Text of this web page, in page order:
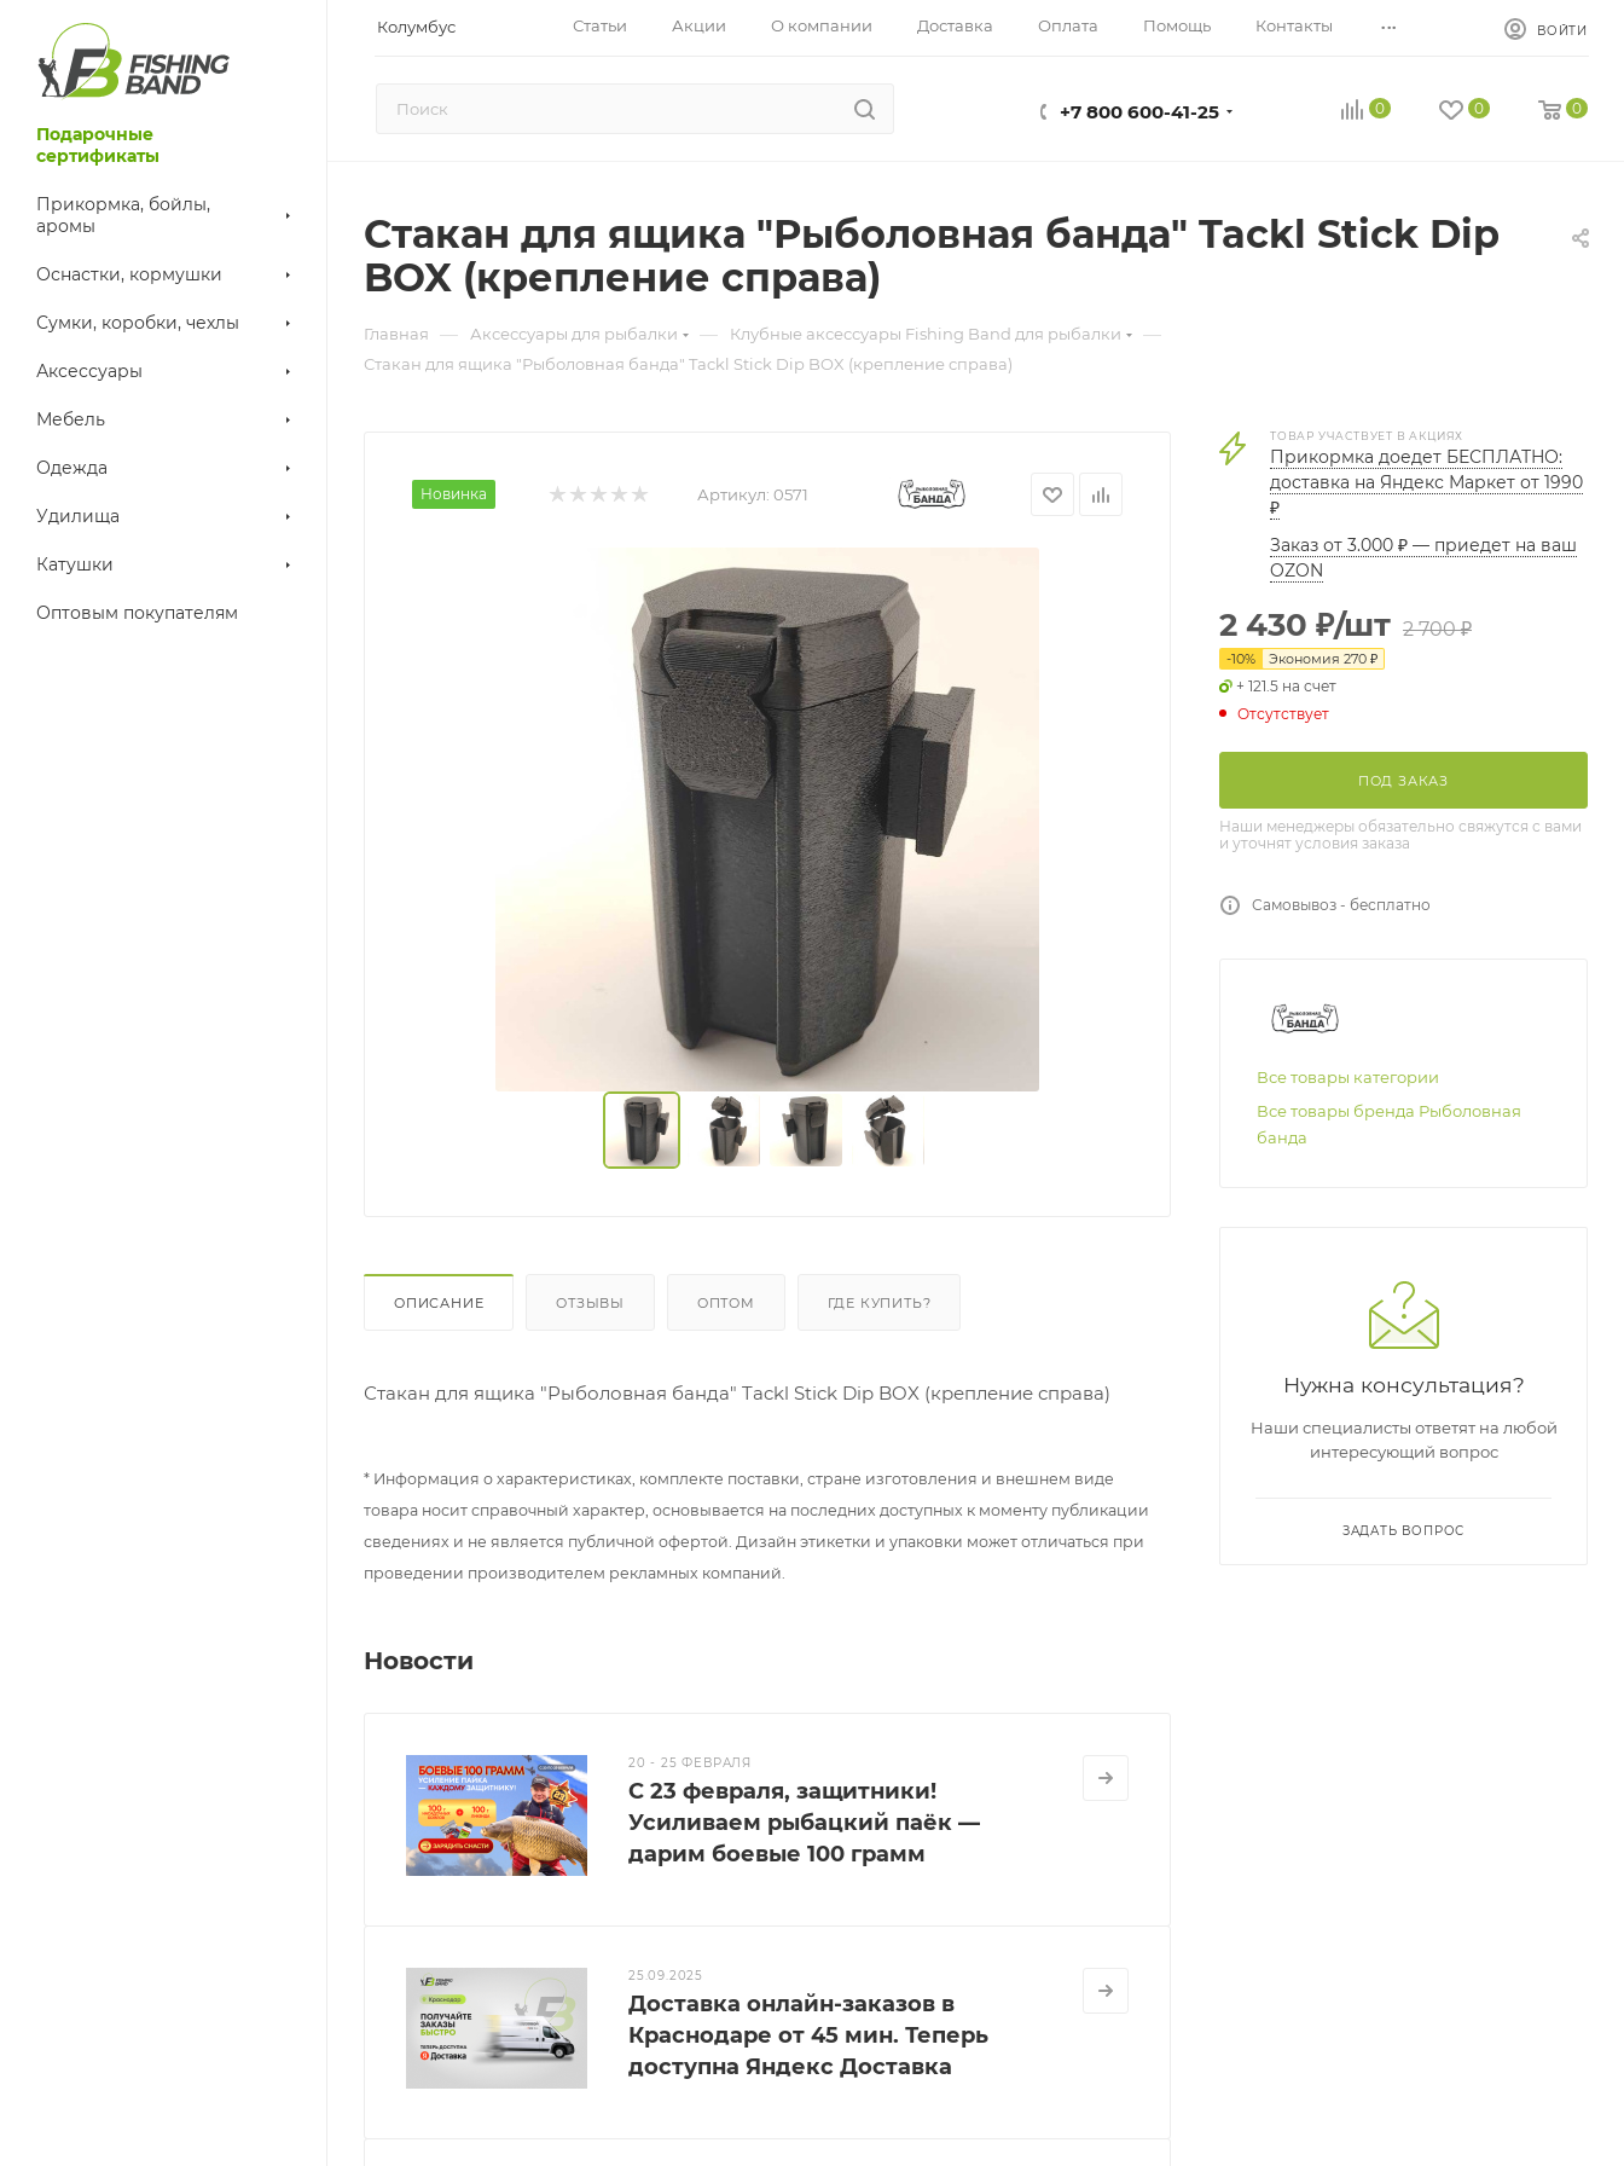
Колумбус Статьи Акции О компании Доставка Оплата Помощь Контакты ... ВОЙТИ
+7 800 600-41-25 0 0 0
Подарочные
сертификаты
Прикормка, бойлы,
аромы
Оснастки, кормушки
Сумки, коробки, чехлы
Аксессуары
Мебель
Одежда
Удилища
Катушки
Оптовым покупателям
Стакан для ящика "Рыболовная банда" Tackl Stick Dip
BOX (крепление справа)
Главная — Аксессуары для рыбалки — Клубные аксессуары Fishing Band для рыбалки —
Стакан для ящика "Рыболовная банда" Tackl Stick Dip BOX (крепление справа)
Новинка Артикул: 0571
ОПИСАНИЕ ОТЗЫВЫ ОПТОМ ГДЕ КУПИТЬ?
Стакан для ящика "Рыболовная банда" Tackl Stick Dip BOX (крепление справа)
* Информация о характеристиках, комплекте поставки, стране изготовления и внешнем виде
товара носит справочный характер, основывается на последних доступных к моменту публикации
сведениях и не является публичной офертой. Дизайн этикетки и упаковки может отличаться при
проведении производителем рекламных компаний.
Новости
20 - 25 ФЕВРАЛЯ
С 23 февраля, защитники!
Усиливаем рыбацкий паёк —
дарим боевые 100 грамм
25.09.2025
Доставка онлайн-заказов в
Краснодаре от 45 мин. Теперь
доступна Яндекс Доставка
ТОВАР УЧАСТВУЕТ В АКЦИЯХ
Прикормка доедет БЕСПЛАТНО:
доставка на Яндекс Маркет от 1990
₽
Заказ от 3.000 ₽ — приедет на ваш
OZON
2 430 ₽/шт 2 700₽
-10% Экономия 270 ₽
+ 121.5 на счет
Отсутствует
ПОД ЗАКАЗ
Наши менеджеры обязательно свяжутся с вами
и уточнят условия заказа
Самовывоз - бесплатно
Все товары категории
Все товары бренда Рыболовная
банда
Нужна консультация?
Наши специалисты ответят на любой
интересующий вопрос
ЗАДАТЬ ВОПРОС